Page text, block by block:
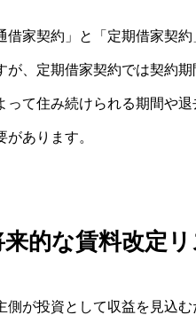
借家契約」と「定期借家契
が、定期借家契約では契約
って住み続けられる期間や
あります。
的な賃料改定リ
側が投資として収益を見込